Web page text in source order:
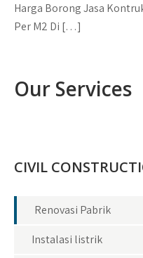
Harga Borong Jasa
Per M2 Di […]
Our Services
CIVIL
Renovasi Pabrik
Instalasi listrik